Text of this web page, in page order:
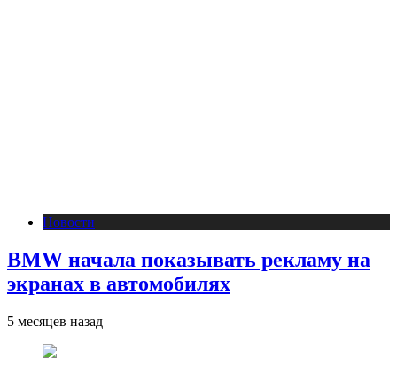
Новости
BMW начала показывать рекламу на
экранах в автомобилях
5 месяцев назад